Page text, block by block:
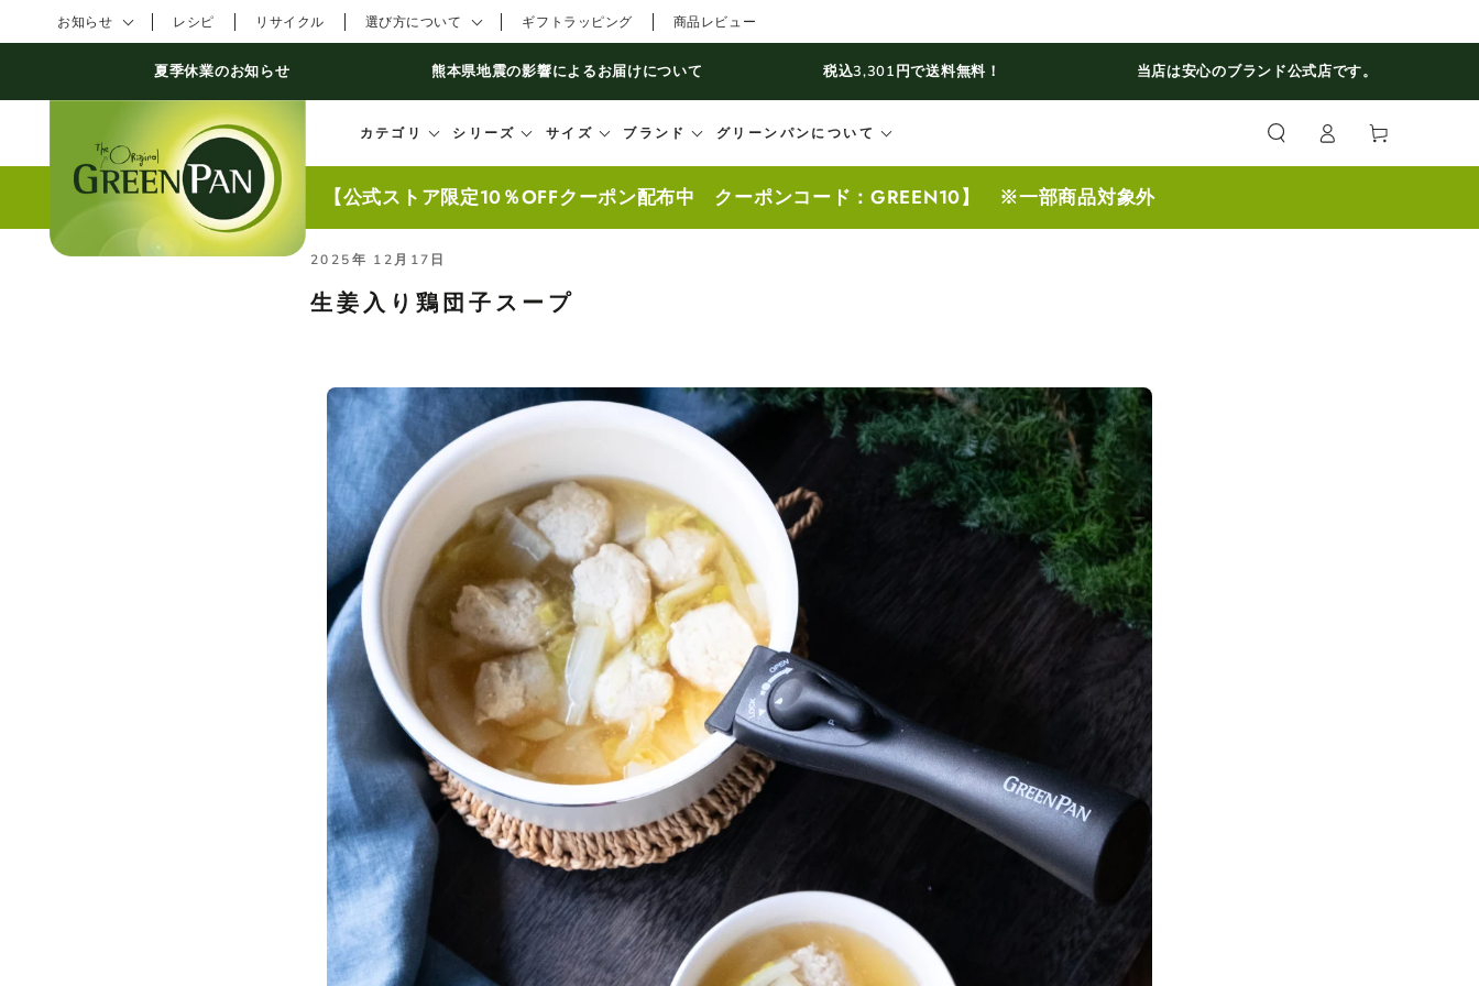
コンテンツにスキ
ップするお知らせ レシピ リサイクル 選び方について ギフトラッピング 商品レビュー
夏季休業のお知らせ 熊本県地震の影響によるお届けについて 税込3,301円で送料無料！ 当店は安心のブランド公式店です。
カテゴリ シリーズ サイズ ブランド グリーンパンについて
イ
カ
ー
ト
【公式ストア限定10％OFFクーポン配布中 クーポンコード：GREEN10】 ※一部商品対象外
2025年 12月17日
生姜入り鶏団子スープ